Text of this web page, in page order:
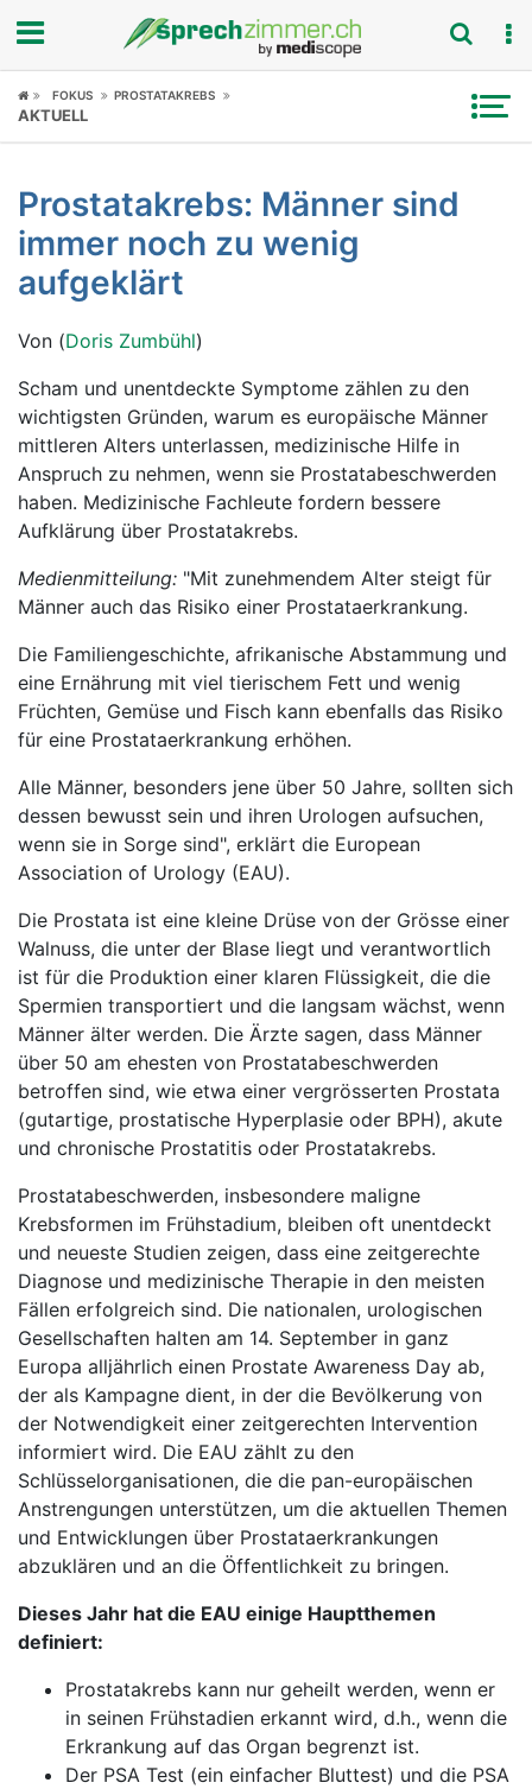
Fokus
Symptome
Untersuchungen
News
Ratgeber
Rubriken
FOKUS PROSTATAKREBS
AKTUELL
Prostatakrebs: Männer sind
immer noch zu wenig
aufgeklärt
Von (Doris Zumbühl)
Scham und unentdeckte Symptome zählen zu den
wichtigsten Gründen, warum es europäische Männer
mittleren Alters unterlassen, medizinische Hilfe in
Anspruch zu nehmen, wenn sie Prostatabeschwerden
haben. Medizinische Fachleute fordern bessere
Aufklärung über Prostatakrebs.
Medienmitteilung: "Mit zunehmendem Alter steigt für
Männer auch das Risiko einer Prostataerkrankung.
Die Familiengeschichte, afrikanische Abstammung und
eine Ernährung mit viel tierischem Fett und wenig
Früchten, Gemüse und Fisch kann ebenfalls das Risiko
für eine Prostataerkrankung erhöhen.
Alle Männer, besonders jene über 50 Jahre, sollten sich
dessen bewusst sein und ihren Urologen aufsuchen,
wenn sie in Sorge sind", erklärt die European
Association of Urology (EAU).
Die Prostata ist eine kleine Drüse von der Grösse einer
Walnuss, die unter der Blase liegt und verantwortlich
ist für die Produktion einer klaren Flüssigkeit, die die
Spermien transportiert und die langsam wächst, wenn
Männer älter werden. Die Ärzte sagen, dass Männer
über 50 am ehesten von Prostatabeschwerden
betroffen sind, wie etwa einer vergrösserten Prostata
(gutartige, prostatische Hyperplasie oder BPH), akute
und chronische Prostatitis oder Prostatakrebs.
Prostatabeschwerden, insbesondere maligne
Krebsformen im Frühstadium, bleiben oft unentdeckt
und neueste Studien zeigen, dass eine zeitgerechte
Diagnose und medizinische Therapie in den meisten
Fällen erfolgreich sind. Die nationalen, urologischen
Gesellschaften halten am 14. September in ganz
Europa alljährlich einen Prostate Awareness Day ab,
der als Kampagne dient, in der die Bevölkerung von
der Notwendigkeit einer zeitgerechten Intervention
informiert wird. Die EAU zählt zu den
Schlüsselorganisationen, die die pan-europäischen
Anstrengungen unterstützen, um die aktuellen Themen
und Entwicklungen über Prostataerkrankungen
abzuklären und an die Öffentlichkeit zu bringen.
Dieses Jahr hat die EAU einige Hauptthemen
definiert:
Prostatakrebs kann nur geheilt werden, wenn er
in seinen Frühstadien erkannt wird, d.h., wenn die
Erkrankung auf das Organ begrenzt ist.
Der PSA Test (ein einfacher Bluttest) und die PSA